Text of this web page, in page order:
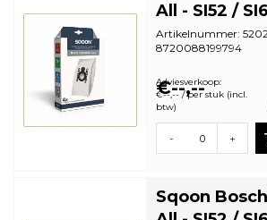
All - SI52 /
Artikelnummer:
8720088199794
bestelhoeveelheid...
€--,--
Adviesverkoop:
€--,-- / per stuk (incl.
btw)
- +
Sqoon